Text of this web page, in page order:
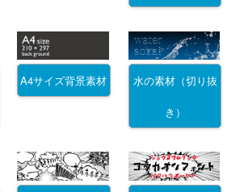
A4サイズ背景素材 水の素材（切り抜
き）